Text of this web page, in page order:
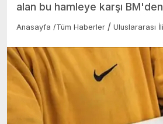
alan bu hamleye karşı
Anasayfa /Tüm Haberler / Uluslararası